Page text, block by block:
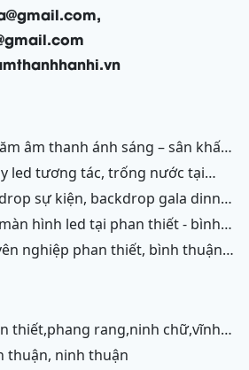
kê gà, phan thiết, ninh thuận
backdrop cánh gà, chữ nổi
chữ nổi hộp đèn led và ốp alu
- ninh thuận - ninh chữ - phan
chữ - phang rang
thuận, ninh thuận